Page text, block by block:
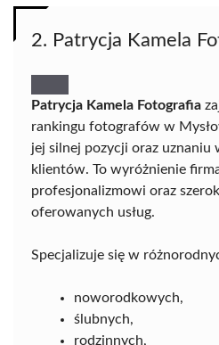
2. Patrycja Kamela
Patrycja Kamela Fotografia
rankingu fotografów w
jej silnej pozycji oraz uznaniu
klientów. To wyróżnienie
profesjonalizmowi oraz
oferowanych usług.
Specjalizuje się w
noworodkowych,
ślubnych,
rodzinnych,